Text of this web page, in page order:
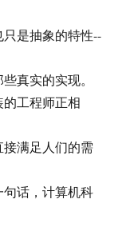
是抽象的特性--
真实的实现。
工程师正相
满足人们的需
话，计算机科